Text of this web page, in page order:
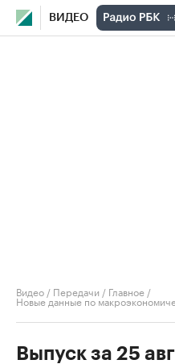
ВИДЕО
Видео / Передачи / Главное /
Новые данные по
Выпуск за 25